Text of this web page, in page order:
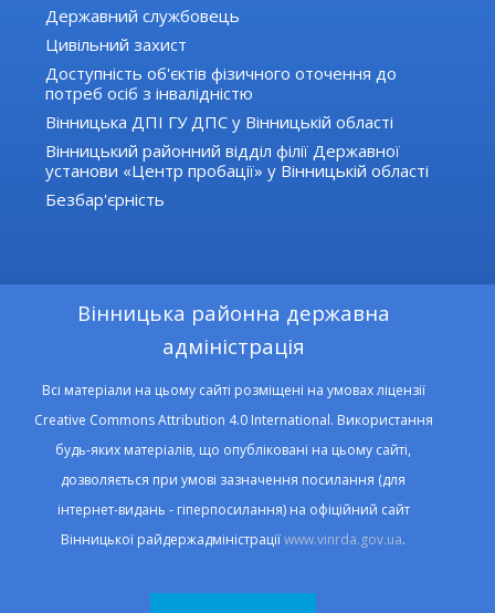
Державний службовець
Цивільний захист
Доступність об'єктів фізичного оточення до
потреб осіб з інвалідністю
Вінницька ДПІ ГУ ДПС у Вінницькій області
Вінницький районний відділ філії Державної
установи «Центр пробації» у Вінницькій області
Безбар'єрність
Вінницька районна державна
адміністрація
Всі матеріали на цьому сайті розміщені на умовах ліцензії
Creative Commons Attribution 4.0 International. Використання
будь-яких матеріалів, що опубліковані на цьому сайті,
дозволяється при умові зазначення посилання (для
інтернет-видань - гіперпосилання) на офіційний сайт
Вінницької райдержадміністраціїwww.vinrda.gov.ua.